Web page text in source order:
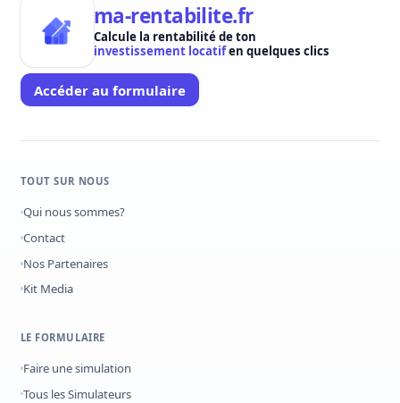
ma-rentabilite.fr
Calcule la rentabilité de ton
investissement locatifen quelques clics
Accéder au formulaire
TOUT SUR NOUS
Qui nous sommes?
Contact
Nos Partenaires
Kit Media
LE FORMULAIRE
Faire une simulation
Tous les Simulateurs